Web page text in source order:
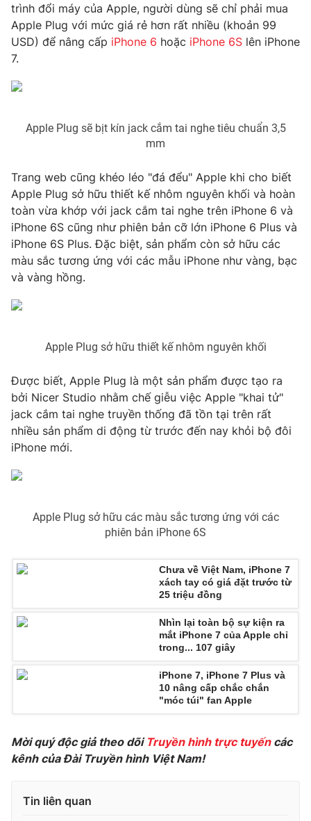
VTV Sức khoẻ Bất động sản
VTV8
Liên hệ tòa soạn English
THỜI BÁO VTV
Cơ quan chủ quản:
Đài Truyền hình Việt Nam
Cơ quan báo chí:
Thời báo VTV
Giấy phép hoạt động báo in và báo điện tử số 483/GP-BTTTT
cấp ngày 29/12/2023
Tổng Biên tập:
Nguyễn Trọng Ninh
Ðiện thoại Thời báo VTV: 024.66 897 897
toasoan@vtv.vn
® Cấm sao chép dưới mọi hình thức nếu không có sự chấp
thuận bằng văn bản. Ghi rõ nguồn VTV.vn khi phát hành lại
trình đổi máy của Apple, người dùng sẽ chỉ phải mua
Apple Plug với mức giá rẻ hơn rất nhiều (khoản 99
USD) để nâng cấp iPhone 6 hoặc iPhone 6S lên iPhone
7.
Apple Plug sẽ bịt kín jack cắm tai nghe tiêu chuẩn 3,5
mm
Trang web cũng khéo léo "đá đểu" Apple khi cho biết
Apple Plug sở hữu thiết kế nhôm nguyên khối và hoàn
toàn vừa khớp với jack cắm tai nghe trên iPhone 6 và
iPhone 6S cũng như phiên bản cỡ lớn iPhone 6 Plus và
iPhone 6S Plus. Đặc biệt, sản phẩm còn sở hữu các
màu sắc tương ứng với các mẫu iPhone như vàng, bạc
và vàng hồng.
Apple Plug sở hữu thiết kế nhôm nguyên khối
Được biết, Apple Plug là một sản phẩm được tạo ra
bởi Nicer Studio nhằm chế giễu việc Apple "khai tử"
jack cắm tai nghe truyền thống đã tồn tại trên rất
nhiều sản phẩm di động từ trước đến nay khỏi bộ đôi
iPhone mới.
Apple Plug sở hữu các màu sắc tương ứng với các
phiên bản iPhone 6S
Chưa về Việt Nam, iPhone 7
xách tay có giá đặt trước từ
25 triệu đồng
Nhìn lại toàn bộ sự kiện ra
mắt iPhone 7 của Apple chỉ
trong... 107 giây
iPhone 7, iPhone 7 Plus và
10 nâng cấp chắc chắn
"móc túi" fan Apple
Mời quý độc giả theo dõi Truyền hình trực tuyến các
kênh của Đài Truyền hình Việt Nam!
Tin liên quan